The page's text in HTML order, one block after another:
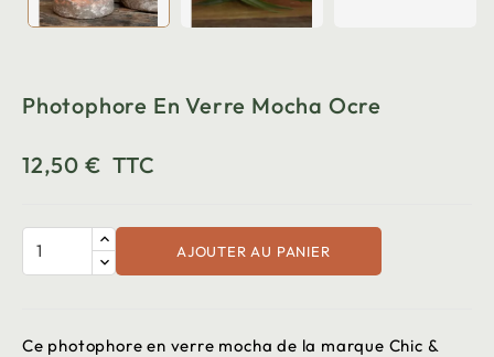
Photophore En Verre Mocha Ocre
12,50 € TTC
AJOUTER AU PANIER
Ce photophore en verre mocha de la marque Chic &